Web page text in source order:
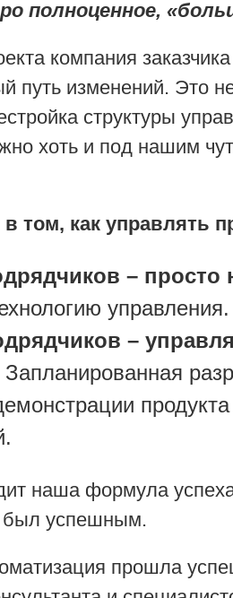
полноценное,
компания
путь изменений. Это
структуры
хоть и под нашим
том, как управлять
– просто
управления.
–
наша формула
был успешным.
прошла